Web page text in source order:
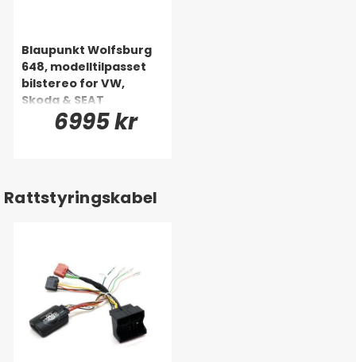
Blaupunkt Wolfsburg
648, modelltilpasset
bilstereo for VW,
Skoda & SEAT
6995 kr
Rattstyringskabel